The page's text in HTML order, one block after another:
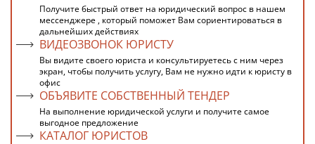
Получите быстрый ответ на юридический вопрос в нашем
мессенджере , который поможет Вам сориентироваться в
дальнейших действиях
ВИДЕОЗВОНОК ЮРИСТУ
Вы видите своего юриста и консультируетесь с ним через
экран, чтобы получить услугу, Вам не нужно идти к юристу в
офис
ОБЪЯВИТЕ СОБСТВЕННЫЙ ТЕНДЕР
На выполнение юридической услуги и получите самое
выгодное предложение
КАТАЛОГ ЮРИСТОВ